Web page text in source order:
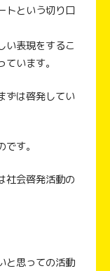
トという切り口
い表現をするこ
います。
ずは啓発してい
す。
社会啓発活動の
と思っての活動